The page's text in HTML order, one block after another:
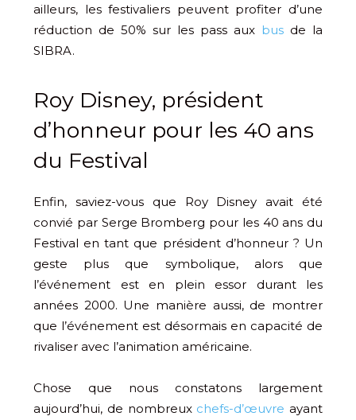
ailleurs, les festivaliers peuvent profiter d’une
réduction de 50% sur les pass aux bus de la
SIBRA.
Roy Disney, président
d’honneur pour les 40 ans
du Festival
Enfin, saviez-vous que Roy Disney avait été
convié par Serge Bromberg pour les 40 ans du
Festival en tant que président d’honneur ? Un
geste plus que symbolique, alors que
l’événement est en plein essor durant les
années 2000. Une manière aussi, de montrer
que l’événement est désormais en capacité de
rivaliser avec l’animation américaine.
Chose que nous constatons largement
aujourd’hui, de nombreux chefs-d’œuvre ayant